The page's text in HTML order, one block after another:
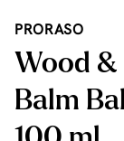
PRORASO
Wood
Balm